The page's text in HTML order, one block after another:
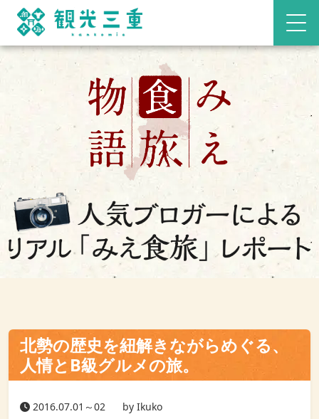
北勢の歴史を紐解きながらめぐる、
人情とB級グルメの旅。
2016.07.01～02 by Ikuko